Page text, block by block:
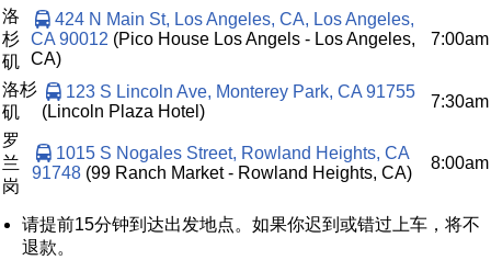
洛
杉
矶
424 N Main St, Los Angeles, CA, Los Angeles,
CA 90012 (Pico House Los Angels - Los Angeles,
CA)
7:00am
洛杉
矶
123 S Lincoln Ave, Monterey Park, CA 91755
(Lincoln Plaza Hotel)
7:30am
罗
兰
岗
1015 S Nogales Street, Rowland Heights, CA
91748 (99 Ranch Market - Rowland Heights, CA)
8:00am
请提前15分钟到达出发地点。如果你迟到或错过上车，将不
退款。